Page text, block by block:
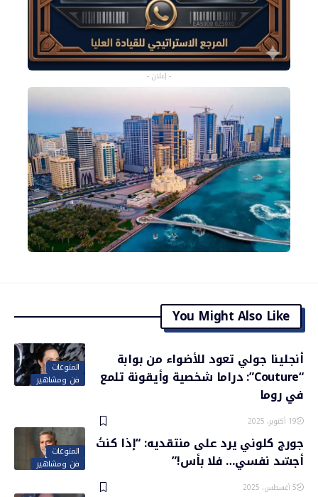
- إعلان -
You Might Also Like
المنوعات
فن ومشاهير
أنجلينا جولي تعود للأضواء من بوابة
“Couture”: دراما شخصية وأيقونة تلمع
في روما
19 أكتوبر، 2025
المنوعات
فن ومشاهير
جورج كلوني يرد على منتقديه: “إذا كنتُ
أجسّد نفسي… فلا بأس!”
5 أغسطس، 2025